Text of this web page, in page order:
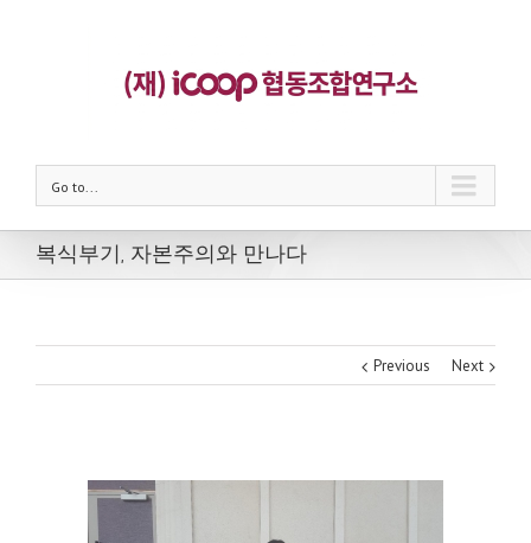
Go to...
복식부기, 자본주의와 만나다
Previous Next